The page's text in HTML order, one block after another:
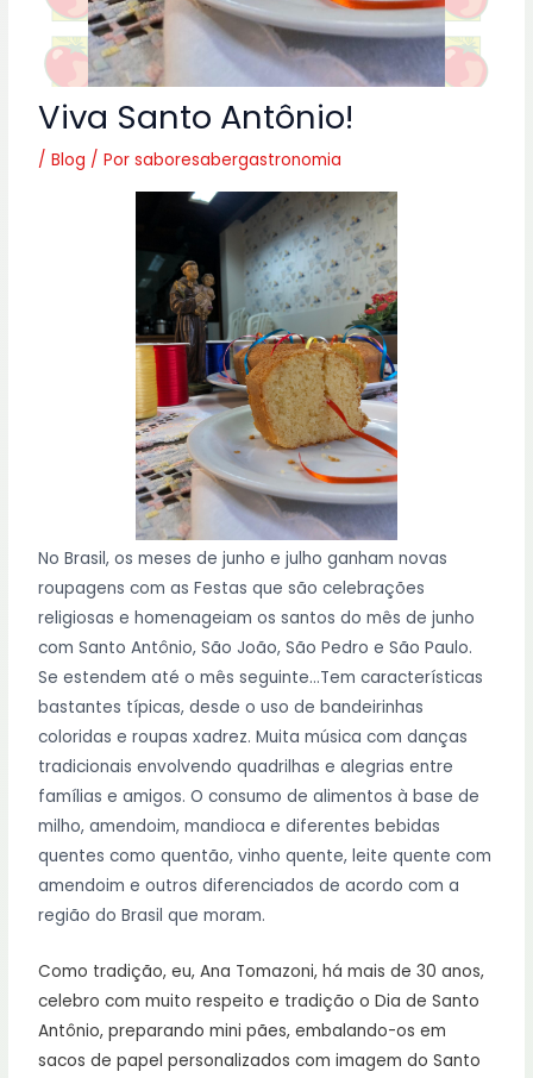
Viva Santo Antônio!
/Blog / Porsaboresabergastronomia
No Brasil, os meses de junho e julho ganham novas
roupagens com as Festas que são celebrações
religiosas e homenageiam os santos do mês de junho
com Santo Antônio, São João, São Pedro e São Paulo.
Se estendem até o mês seguinte…Tem características
bastantes típicas, desde o uso de bandeirinhas
coloridas e roupas xadrez. Muita música com danças
tradicionais envolvendo quadrilhas e alegrias entre
famílias e amigos. O consumo de alimentos à base de
milho, amendoim, mandioca e diferentes bebidas
quentes como quentão, vinho quente, leite quente com
amendoim e outros diferenciados de acordo com a
região do Brasil que moram.
Como tradição, eu, Ana Tomazoni, há mais de 30 anos,
celebro com muito respeito e tradição o Dia de Santo
Antônio, preparando mini pães, embalando-os em
sacos de papel personalizados com imagem do Santo